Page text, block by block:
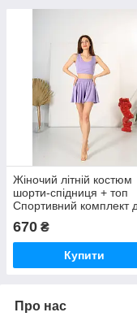
Жіночий літній костюм
шорти-спідниця + топ
Спортивний комплект
фітнесу та тренувань
для йоги
670 ₴
Купити
Про нас